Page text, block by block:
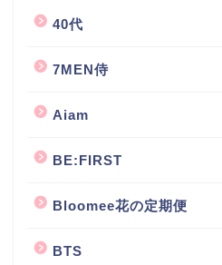
40代
7MEN侍
Aiam
BE:FIRST
Bloomee花の定期便
BTS